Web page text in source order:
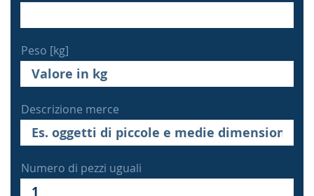
Peso [kg]
Descrizione merce
Numero di pezzi uguali